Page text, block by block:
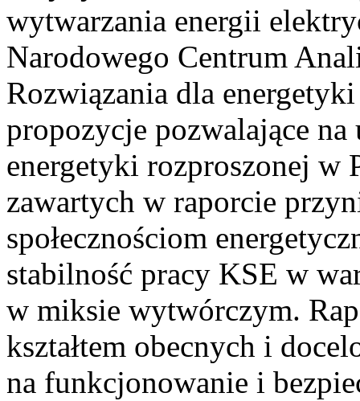
wytwarzania energii
Narodowego Centrum
Rozwiązania dla
propozycje pozwalające
energetyki rozproszonej w
zawartych w raporcie
społecznościom
stabilność pracy KSE w
w miksie wytwórczym.
kształtem obecnych i
na funkcjonowanie i